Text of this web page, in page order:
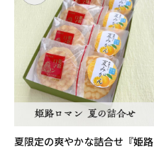
夏限定の爽やかな詰合せ『姫路